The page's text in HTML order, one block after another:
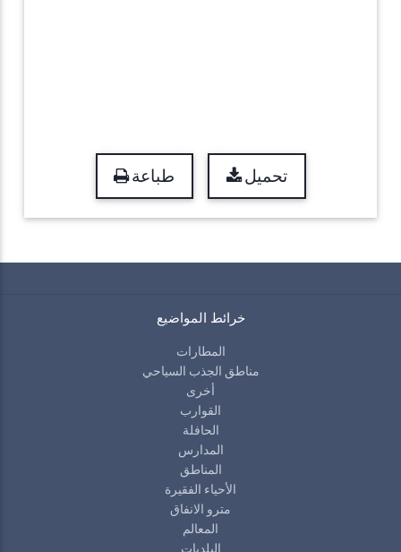
طباعة تحميل
خرائط المواضيع
المطارات
مناطق الجذب السياحي
أخرى
القوارب
الحافلة
المدارس
المناطق
الأحياء الفقيرة
مترو الانفاق
المعالم
البلديات